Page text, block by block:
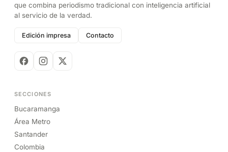
que combina periodismo tradicional con inteligencia artificial
al servicio de la verdad.
Edición impresa Contacto
SECCIONES
Bucaramanga
Área Metro
Santander
Colombia